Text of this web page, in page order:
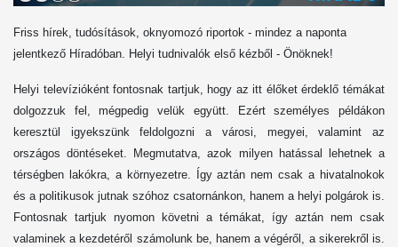
Friss hírek, tudósítások, oknyomozó riportok - mindez a naponta
jelentkező Híradóban. Helyi tudnivalók első kézből - Önöknek!
Helyi televízióként fontosnak tartjuk, hogy az itt élőket érdeklő témákat
dolgozzuk fel, mégpedig velük együtt. Ezért személyes példákon
keresztül igyekszünk feldolgozni a városi, megyei, valamint az
országos döntéseket. Megmutatva, azok milyen hatással lehetnek a
térségben lakókra, a környezetre. Így aztán nem csak a hivatalnokok
és a politikusok jutnak szóhoz csatornánkon, hanem a helyi polgárok is.
Fontosnak tartjuk nyomon követni a témákat, így aztán nem csak
valaminek a kezdetéről számolunk be, hanem a végéről, a sikerekről is.